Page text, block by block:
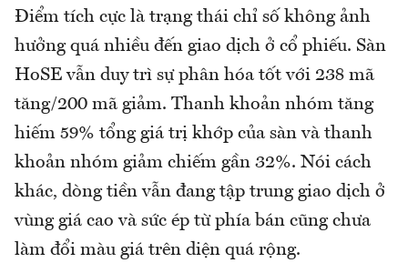
Điểm tích cực là trạng thái chỉ số không ảnh
hưởng quá nhiều đến giao dịch ở cổ phiếu. Sàn
HoSE vẫn duy trì sự phân hóa tốt với 238 mã
tăng/200 mã giảm. Thanh khoản nhóm tăng
hiếm 59% tổng giá trị khớp của sàn và thanh
khoản nhóm giảm chiếm gần 32%. Nói cách
khác, dòng tiền vẫn đang tập trung giao dịch ở
vùng giá cao và sức ép từ phía bán cũng chưa
làm đổi màu giá trên diện quá rộng.